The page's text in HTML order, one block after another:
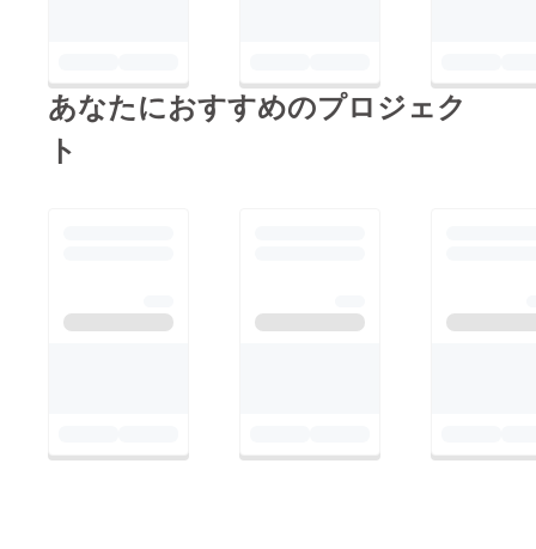
あなたにおすすめのプロジェク
ト